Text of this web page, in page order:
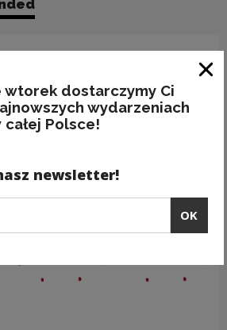
wtorek dostarczymy Ci
wydarzeniach
Polsce!
newsletter!
OK